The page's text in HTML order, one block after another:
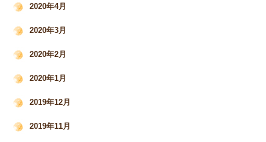
2020年4月
2020年3月
2020年2月
2020年1月
2019年12月
2019年11月